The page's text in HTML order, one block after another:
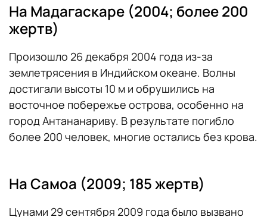
На Мадагаскаре (2004; более 200
жертв)
Произошло 26 декабря 2004 года из-за
землетрясения в Индийском океане. Волны
достигали высоты 10 м и обрушились на
восточное побережье острова, особенно на
город Антананариву. В результате погибло
более 200 человек, многие остались без крова.
На Самоа (2009; 185 жертв)
Цунами 29 сентября 2009 года было вызвано